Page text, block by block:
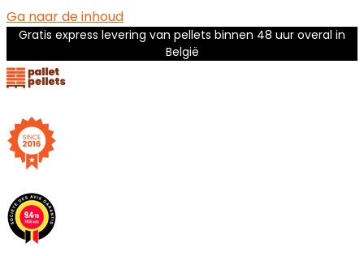
Ga naar de inhoud
Gratis express levering van pellets binnen 48 uur overal in
België